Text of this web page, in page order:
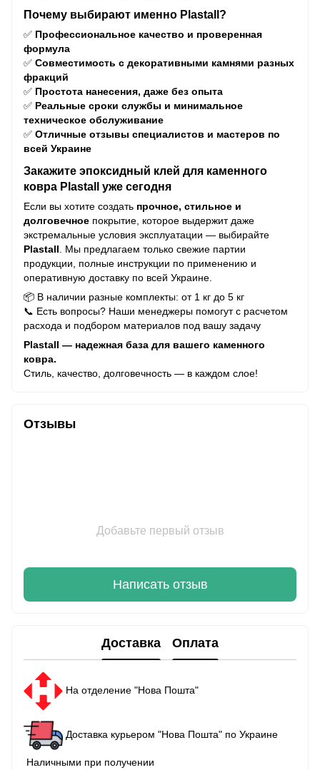
Почему выбирают именно Plastall?
✅ Профессиональное качество и проверенная
формула
✅ Совместимость с декоративными камнями разных
фракций
✅ Простота нанесения, даже без опыта
✅ Реальные сроки службы и минимальное
техническое обслуживание
✅ Отличные отзывы специалистов и мастеров по
всей Украине
Закажите эпоксидный клей для каменного
ковра Plastall уже сегодня
Если вы хотите создать прочное, стильное и
долговечное покрытие, которое выдержит даже
экстремальные условия эксплуатации — выбирайте
Plastall. Мы предлагаем только свежие партии
продукции, полные инструкции по применению и
оперативную доставку по всей Украине.
📦 В наличии разные комплекты: от 1 кг до 5 кг
📞 Есть вопросы? Наши менеджеры помогут с расчетом
расхода и подбором материалов под вашу задачу
Plastall — надежная база для вашего каменного
ковра.
Стиль, качество, долговечность — в каждом слое!
Отзывы
Добавьте первый отзыв
Написать отзыв
Доставка Оплата
На отделение "Нова Пошта"
Доставка курьером "Нова Пошта" по Украине
Наличными при получении